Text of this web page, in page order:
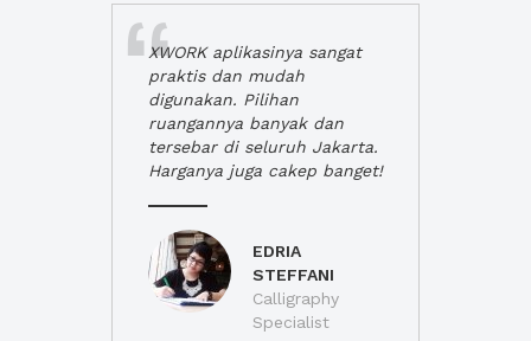
XWORK aplikasinya sangat
praktis dan mudah
digunakan. Pilihan
ruangannya banyak dan
tersebar di seluruh Jakarta.
Harganya juga cakep banget!
EDRIA
STEFFANI
Calligraphy
Specialist